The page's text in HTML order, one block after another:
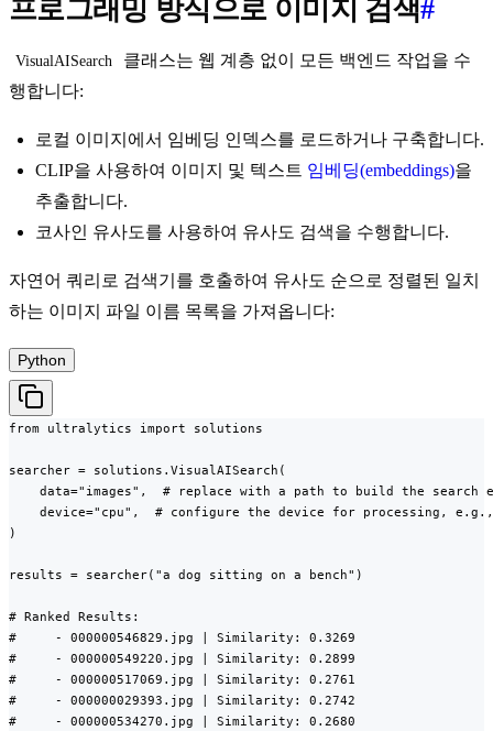
프로그래밍 방식으로 이미지 검색#
VisualAISearch
클래스는 웹 계층 없이 모든 백엔드 작업을 수
행합니다:
로컬 이미지에서 임베딩 인덱스를 로드하거나 구축합니다.
CLIP을 사용하여 이미지 및 텍스트 임베딩(embeddings)을
추출합니다.
코사인 유사도를 사용하여 유사도 검색을 수행합니다.
자연어 쿼리로 검색기를 호출하여 유사도 순으로 정렬된 일치
하는 이미지 파일 이름 목록을 가져옵니다:
Python
from ultralytics import solutions
searcher = solutions.VisualAISearch(
data="images",  # replace with a path to build the search
device="cpu",  # configure the device for processing,
)
results = searcher("a dog sitting on a bench")
# Ranked Results:
#     - 000000546829.jpg | Similarity: 0.3269
#     - 000000549220.jpg | Similarity: 0.2899
#     - 000000517069.jpg | Similarity: 0.2761
#     - 000000029393.jpg | Similarity: 0.2742
#     - 000000534270.jpg | Similarity: 0.2680